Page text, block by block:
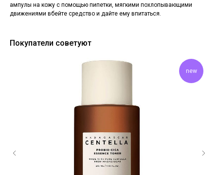
ампулы на кожу с помощью пипетки, мягкими похлопывающими
движениями вбейте средство и дайте ему впитаться.
Покупатели советуют
new